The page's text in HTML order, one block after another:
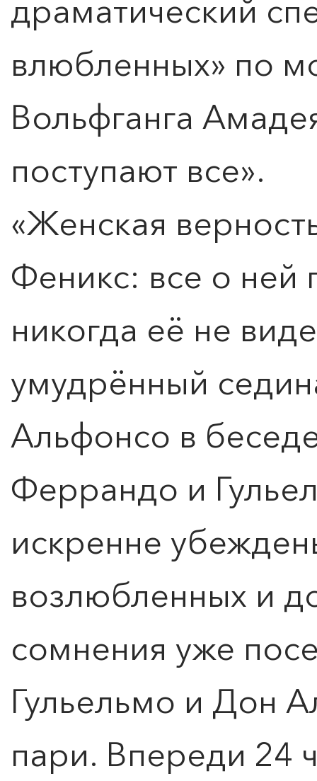
драматический
влюбленных» по
Вольфганга
поступают все».
«Женская
Феникс: все о ней
никогда её не
умудрённый
Альфонсо в
Феррандо и
искренне
возлюбленных и
сомнения уже
Гульельмо и Дон
пари. Впереди 24